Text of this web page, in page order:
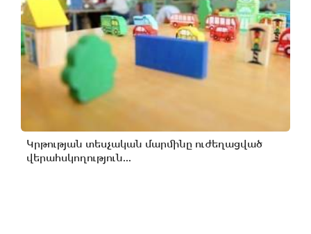
Կրթության տեսչական մարմինը ուժեղացված
վերահսկողություն...